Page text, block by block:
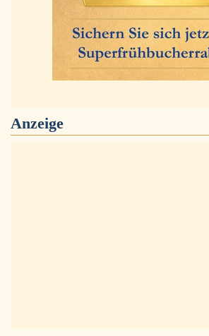
Anzeige